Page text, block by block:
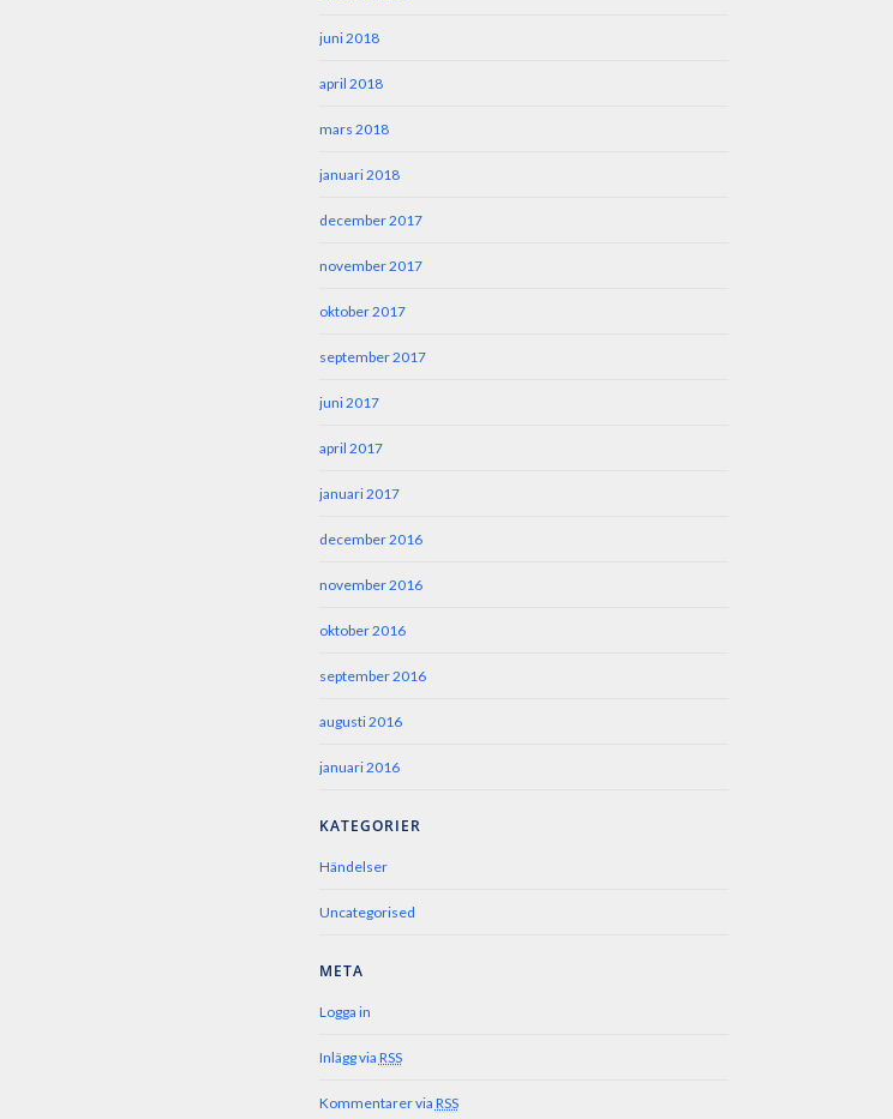
juni 2018
april 2018
mars 2018
januari 2018
december 2017
november 2017
oktober 2017
september 2017
juni 2017
april 2017
januari 2017
december 2016
november 2016
oktober 2016
september 2016
augusti 2016
januari 2016
KATEGORIER
Händelser
Uncategorised
META
Logga in
Inlägg via RSS
Kommentarer via RSS